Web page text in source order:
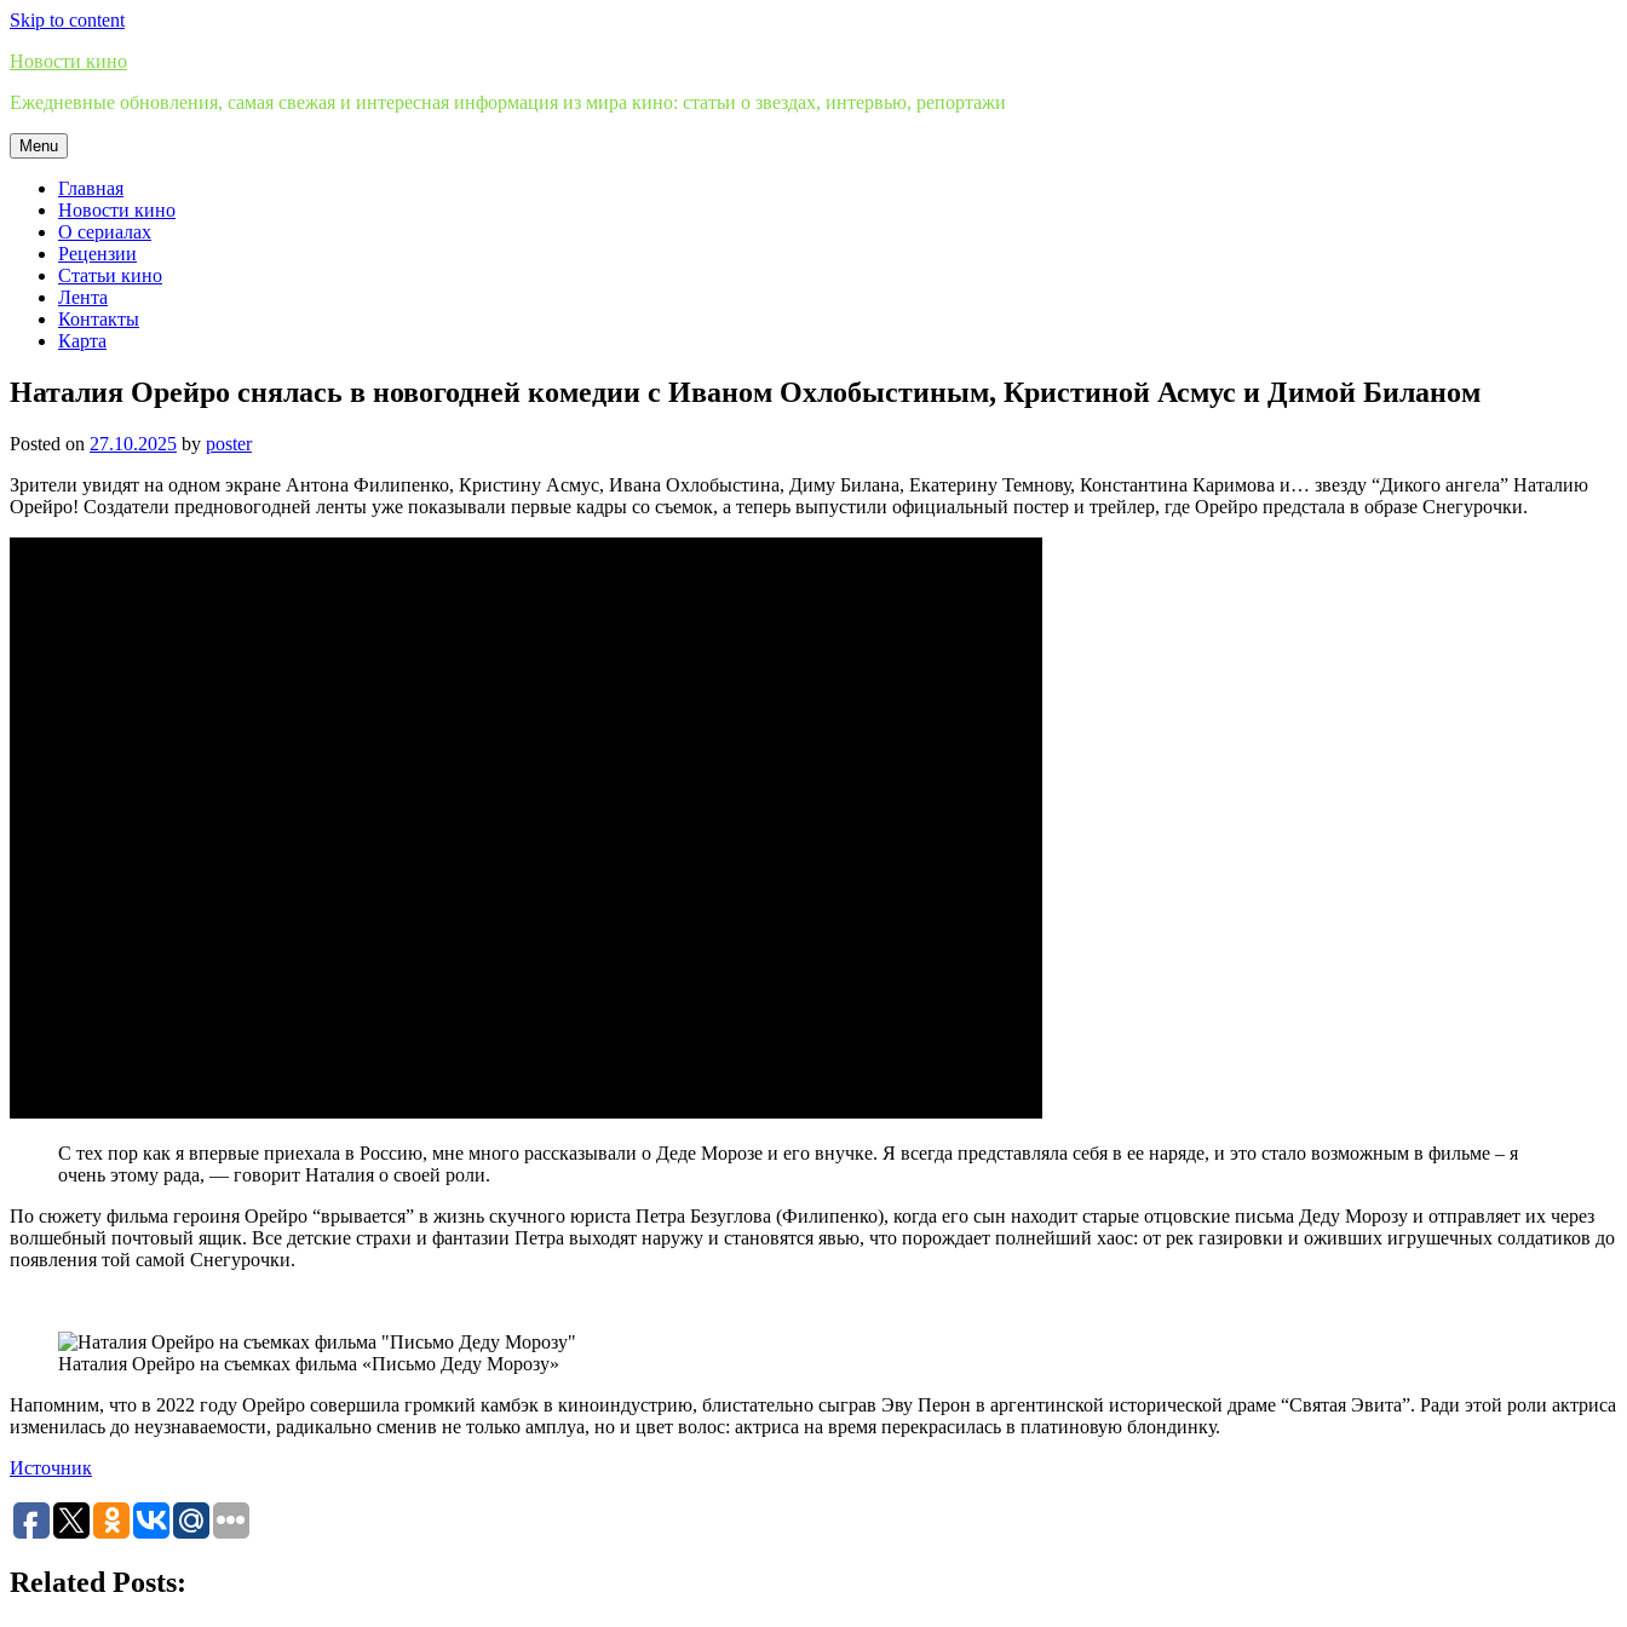
Skip to content
Новости кино
Ежедневные обновления, самая свежая и интересная информация из мира кино: статьи о звездах, интервью, репортажи
Menu
Главная
Новости кино
О сериалах
Рецензии
Статьи кино
Лента
Контакты
Карта
Наталия Орейро снялась в новогодней комедии с Иваном Охлобыстиным, Кристиной Асмус и Димой Биланом
Posted on 27.10.2025 by poster
Зрители увидят на одном экране Антона Филипенко, Кристину Асмус, Ивана Охлобыстина, Диму Билана, Екатерину Темнову, Константина Каримова и… звезду “Дикого ангела” Наталию
Орейро! Создатели предновогодней ленты уже показывали первые кадры со съемок, а теперь выпустили официальный постер и трейлер, где Орейро предстала в образе Снегурочки.
С тех пор как я впервые приехала в Россию, мне много рассказывали о Деде Морозе и его внучке. Я всегда представляла себя в ее наряде, и это стало возможным в фильме – я
очень этому рада, — говорит Наталия о своей роли.
По сюжету фильма героиня Орейро “врывается” в жизнь скучного юриста Петра Безуглова (Филипенко), когда его сын находит старые отцовские письма Деду Морозу и отправляет их через
волшебный почтовый ящик. Все детские страхи и фантазии Петра выходят наружу и становятся явью, что порождает полнейший хаос: от рек газировки и оживших игрушечных солдатиков до
появления той самой Снегурочки.
Наталия Орейро на съемках фильма «Письмо Деду Морозу»
Напомним, что в 2022 году Орейро совершила громкий камбэк в киноиндустрию, блистательно сыграв Эву Перон в аргентинской исторической драме “Святая Эвита”. Ради этой роли актриса
изменилась до неузнаваемости, радикально сменив не только амплуа, но и цвет волос: актриса на время перекрасилась в платиновую блондинку.
Источник
Related Posts: